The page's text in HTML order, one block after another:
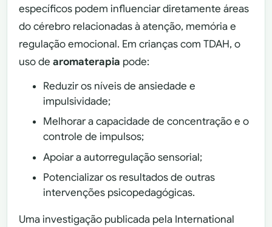
específicos podem influenciar diretamente áreas
do cérebro relacionadas à atenção, memória e
regulação emocional. Em crianças com TDAH, o
uso dearomaterapia pode:
Reduzir os níveis de ansiedade e
impulsividade;
Melhorar a capacidade de concentração e o
controle de impulsos;
Apoiar a autorregulação sensorial;
Potencializar os resultados de outras
intervenções psicopedagógicas.
Uma investigação publicada pela International